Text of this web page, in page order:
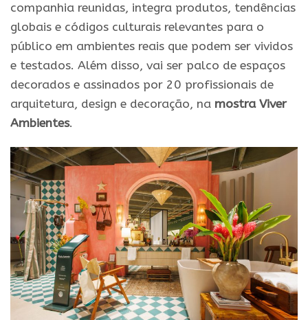
companhia reunidas, integra produtos, tendências
globais e códigos culturais relevantes para o
público em ambientes reais que podem ser vividos
e testados. Além disso, vai ser palco de espaços
decorados e assinados por 20 profissionais de
arquitetura, design e decoração, na mostra Viver
Ambientes.